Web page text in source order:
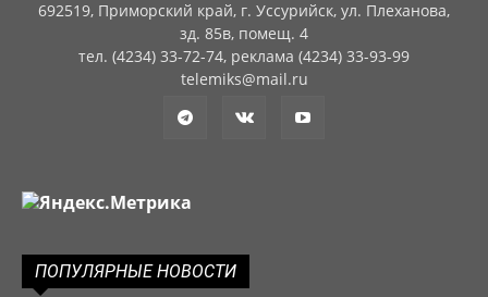
692519, Приморский край, г. Уссурийск, ул. Плеханова,
зд. 85в, помещ. 4
тел. (4234) 33-72-74, реклама (4234) 33-93-99
telemiks@mail.ru
ПОПУЛЯРНЫЕ НОВОСТИ